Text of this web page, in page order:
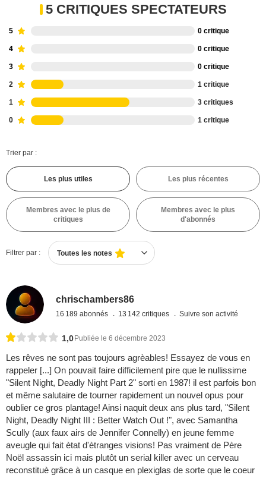
5 CRITIQUES SPECTATEURS
5 0 critique
4 0 critique
3 0 critique
2 1 critique
1 3 critiques
0 1 critique
Trier par :
Les plus utiles Les plus récentes
Membres avec le plus de
critiques
Membres avec le plus
d'abonnés
Filtrer par : Toutes les notes
chrischambers86
16 189 abonnés 13 142 critiques Suivre son activité
1,0 Publiée le 6 décembre 2023
Les rêves ne sont pas toujours agrèables! Essayez de vous en
rappeler [...] On pouvait faire difficilement pire que le nullissime
"Silent Night, Deadly Night Part 2" sorti en 1987! il est parfois bon
et même salutaire de tourner rapidement un nouvel opus pour
oublier ce gros plantage! Ainsi naquit deux ans plus tard, "Silent
Night, Deadly Night III : Better Watch Out !", avec Samantha
Scully (aux faux airs de Jennifer Connelly) en jeune femme
aveugle qui fait ètat d'ètranges visions! Pas vraiment de Père
Noël assassin ici mais plutôt un serial killer avec un cerveau
reconstituè grâce à un casque en plexiglas de sorte que le coeur